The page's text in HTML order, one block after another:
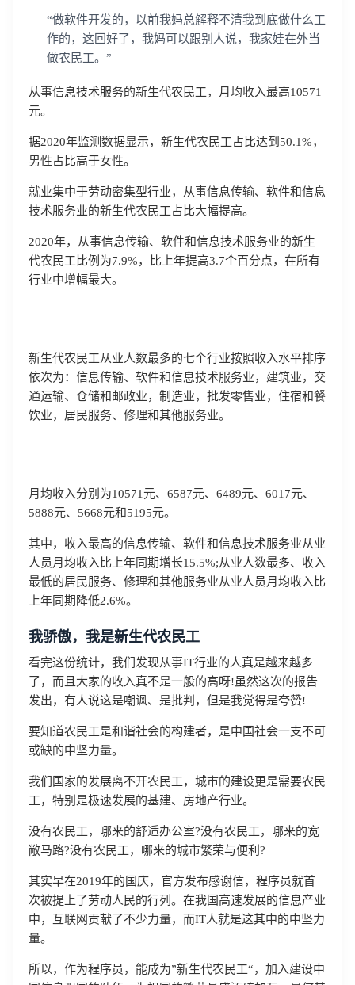
“做软件开发的，以前我妈总解释不清我到底做什么工
作的，这回好了，我妈可以跟别人说，我家娃在外当
做农民工。”
从事信息技术服务的新生代农民工，月均收入最高10571
元。
据2020年监测数据显示，新生代农民工占比达到50.1%，
男性占比高于女性。
就业集中于劳动密集型行业，从事信息传输、软件和信息
技术服务业的新生代农民工占比大幅提高。
2020年，从事信息传输、软件和信息技术服务业的新生
代农民工比例为7.9%，比上年提高3.7个百分点，在所有
行业中增幅最大。
新生代农民工从业人数最多的七个行业按照收入水平排序
依次为：信息传输、软件和信息技术服务业，建筑业，交
通运输、仓储和邮政业，制造业，批发零售业，住宿和餐
饮业，居民服务、修理和其他服务业。
月均收入分别为10571元、6587元、6489元、6017元、
5888元、5668元和5195元。
其中，收入最高的信息传输、软件和信息技术服务业从业
人员月均收入比上年同期增长15.5%;从业人数最多、收入
最低的居民服务、修理和其他服务业从业人员月均收入比
上年同期降低2.6%。
我骄傲，我是新生代农民工
看完这份统计，我们发现从事IT行业的人真是越来越多
了，而且大家的收入真不是一般的高呀!虽然这次的报告
发出，有人说这是嘲讽、是批判，但是我觉得是夸赞!
要知道农民工是和谐社会的构建者，是中国社会一支不可
或缺的中坚力量。
我们国家的发展离不开农民工，城市的建设更是需要农民
工，特别是极速发展的基建、房地产行业。
没有农民工，哪来的舒适办公室?没有农民工，哪来的宽
敞马路?没有农民工，哪来的城市繁荣与便利?
其实早在2019年的国庆，官方发布感谢信，程序员就首
次被提上了劳动人民的行列。在我国高速发展的信息产业
中，互联网贡献了不少力量，而IT人就是这其中的中坚力
量。
所以，作为程序员，能成为”新生代农民工“，加入建设中